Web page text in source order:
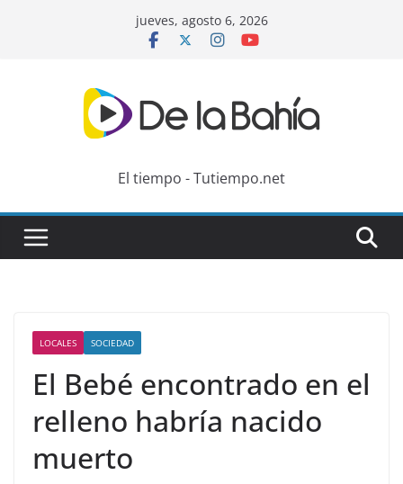
jueves, agosto 6, 2026
El tiempo - Tutiempo.net
LOCALES SOCIEDAD
El Bebé encontrado en el
relleno habría nacido
muerto